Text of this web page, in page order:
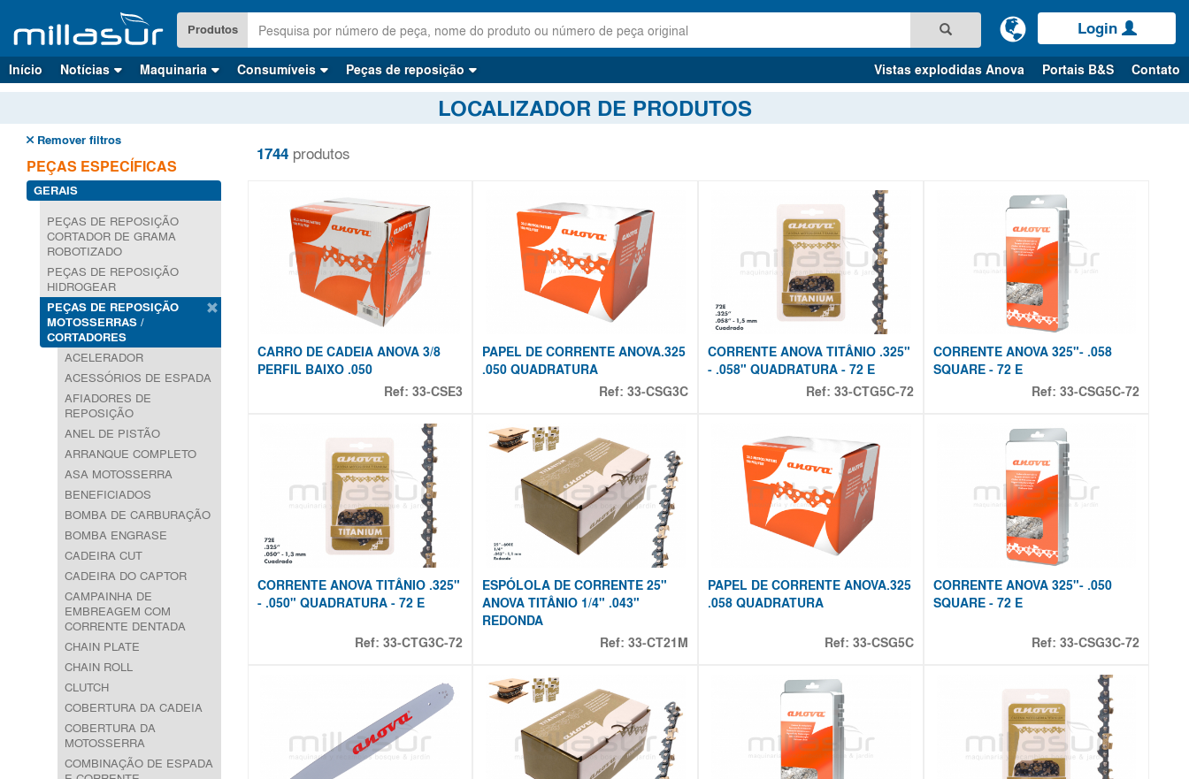
para
conteúdo
principal
Produtos Login
Início Notícias Maquinaria Consumíveis Peças de reposição Vistas explodidas Anova Portais B&S Contato
LOCALIZADOR DE PRODUTOS
Remover filtros
PEÇAS ESPECÍFICAS
GERAIS
PEÇAS DE REPOSIÇÃO
CORTADOR DE GRAMA
ROBOTIZADO
PEÇAS DE REPOSIÇÃO
HIDROGEAR
PEÇAS DE REPOSIÇÃO
MOTOSSERRAS /
CORTADORES
ACELERADOR
ACESSÓRIOS DE ESPADA
AFIADORES DE
REPOSIÇÃO
ANEL DE PISTÃO
ARRANQUE COMPLETO
ASA MOTOSSERRA
BENEFICIADOS
BOMBA DE CARBURAÇÃO
BOMBA ENGRASE
CADEIRA CUT
CADEIRA DO CAPTOR
CAMPAINHA DE
EMBREAGEM COM
CORRENTE DENTADA
CHAIN PLATE
CHAIN ROLL
CLUTCH
COBERTURA DA CADEIA
COBERTURA DA
MOTOSSERRA
COMBINAÇÃO DE ESPADA
1744produtos
CARRO DE CADEIA ANOVA 3/8
PERFIL BAIXO .050
Ref:33-CSE3
PAPEL DE CORRENTE ANOVA.325
.050 QUADRATURA
Ref:33-CSG3C
CORRENTE ANOVA TITÂNIO .325"
- .058" QUADRATURA - 72 E
Ref:33-CTG5C-72
CORRENTE ANOVA 325"- .058
SQUARE - 72 E
Ref: 33-CSG5C-72
CORRENTE ANOVA TITÂNIO .325"
- .050" QUADRATURA - 72 E
Ref:33-CTG3C-72
ESPÓLOLA DE CORRENTE 25"
ANOVA TITÂNIO 1/4" .043"
REDONDA
Ref:33-CT21M
PAPEL DE CORRENTE ANOVA.325
.058 QUADRATURA
Ref:33-CSG5C
CORRENTE ANOVA 325"- .050
SQUARE - 72 E
Ref: 33-CSG3C-72